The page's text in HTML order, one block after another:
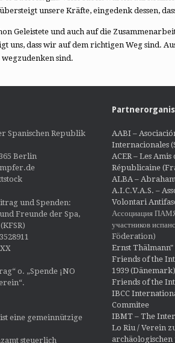
unsere Kräfte, eingedenk dessen,
Geleistete und auch auf die
uns, dass wir auf dem richtigen Weg sind.
sind.
Spanischen Republik
Berlin
und Spenden:
Freunde der Spa,
o. „Spende ¡NO
ist eine gemeinnützige
steuerlich
AABI –
Internacionales
ACER – Les
Républicaine
ALBA –
A.I.C.V.A.S. –
Volontari
Ассоциация
участников
Föderation)
Ernst
Friends of the
1939 (Dänemark)
Friends of the
IBCC
Commitee
IBMT – The
Lo Riu / Verein